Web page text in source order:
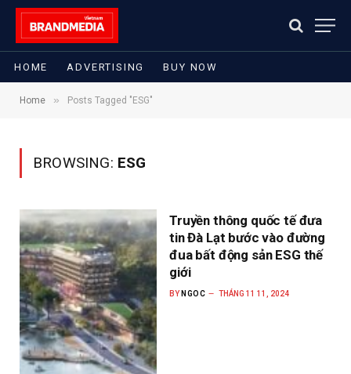
HOME ADVERTISING BUY NOW
Home » Posts Tagged "ESG"
BROWSING: ESG
Truyền thông quốc tế đưa
tin Đà Lạt bước vào đường
đua bất động sản ESG thế
giới
BY NGOC THÁNG 11 11, 2024